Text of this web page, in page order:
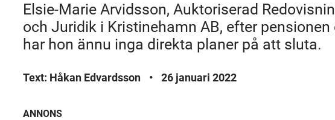
Elsie-Marie Arvidsson, Auktoriserad
och Juridik i Kristinehamn AB, efter
har hon ännu inga direkta planer på att sluta.
Text: Håkan Edvardsson • 26 januari 2022
ANNONS